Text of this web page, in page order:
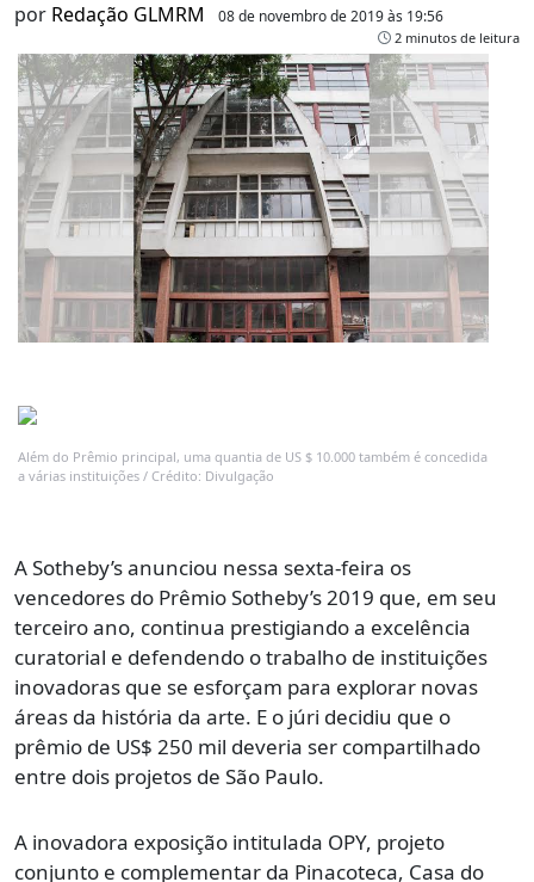
por Redação GLMRM 08 de novembro de 2019 às 19:56
2 minutos de leitura
Além do Prêmio principal, uma quantia de US $ 10.000 também é concedida
a várias instituições / Crédito: Divulgação
A Sotheby’s anunciou nessa sexta-feira os
vencedores do Prêmio Sotheby’s 2019 que, em seu
terceiro ano, continua prestigiando a excelência
curatorial e defendendo o trabalho de instituições
inovadoras que se esforçam para explorar novas
áreas da história da arte. E o júri decidiu que o
prêmio de US$ 250 mil deveria ser compartilhado
entre dois projetos de São Paulo.
A inovadora exposição intitulada OPY, projeto
conjunto e complementar da Pinacoteca, Casa do